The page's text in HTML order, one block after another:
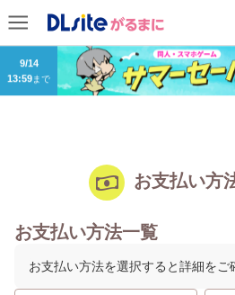
8/20
13:59
まで
9/14
13:59まで
お支払い方
お支払い方法一覧
お支払い方法を選択すると詳細をご